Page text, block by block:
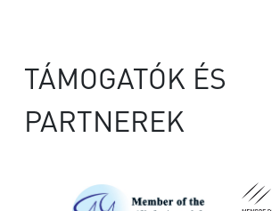
TÁMOGATÓK ÉS
PARTNEREK